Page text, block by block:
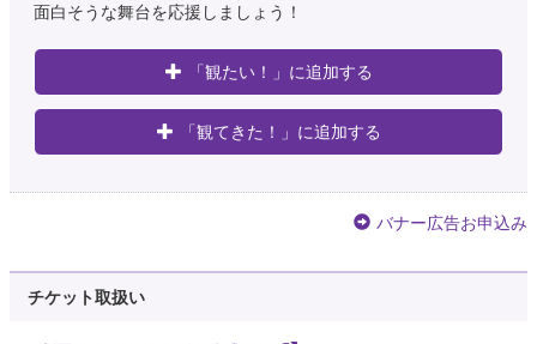
面白そうな舞台を応援しましょう！
「観たい！」に追加する
「観てきた！」に追加する
バナー広告お申込み
チケット取扱い